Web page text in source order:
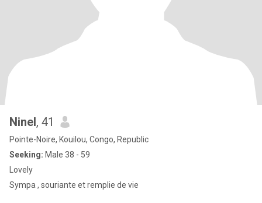
Ninel, 41
Pointe-Noire, Kouilou, Congo, Republic
Seeking: Male 38 - 59
Lovely
Sympa , souriante et remplie de vie